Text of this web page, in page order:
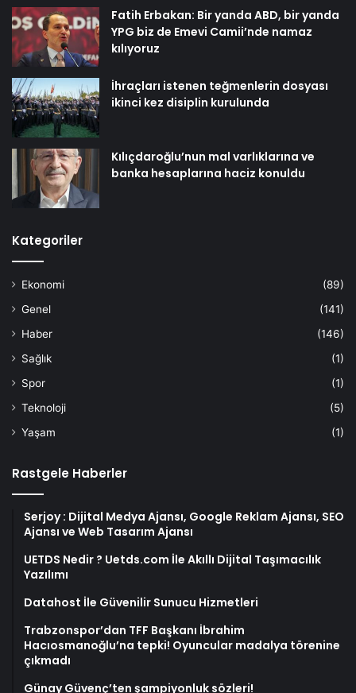
Fatih Erbakan: Bir yanda ABD, bir yanda
YPG biz de Emevi Camii’nde namaz
kılıyoruz
İhraçları istenen teğmenlerin dosyası
ikinci kez disiplin kurulunda
Kılıçdaroğlu’nun mal varlıklarına ve
banka hesaplarına haciz konuldu
Kategoriler
Ekonomi
(89)
Genel
(141)
Haber
(146)
Sağlık
(1)
Spor
(1)
Teknoloji
(5)
Yaşam
(1)
Rastgele Haberler
Serjoy : Dijital Medya Ajansı, Google Reklam Ajansı, SEO
Ajansı ve Web Tasarım Ajansı
UETDS Nedir ? Uetds.com İle Akıllı Dijital Taşımacılık
Yazılımı
Datahost İle Güvenilir Sunucu Hizmetleri
Trabzonspor’dan TFF Başkanı İbrahim
Hacıosmanoğlu’na tepki! Oyuncular madalya törenine
çıkmadı
Günay Güvenç’ten şampiyonluk sözleri!